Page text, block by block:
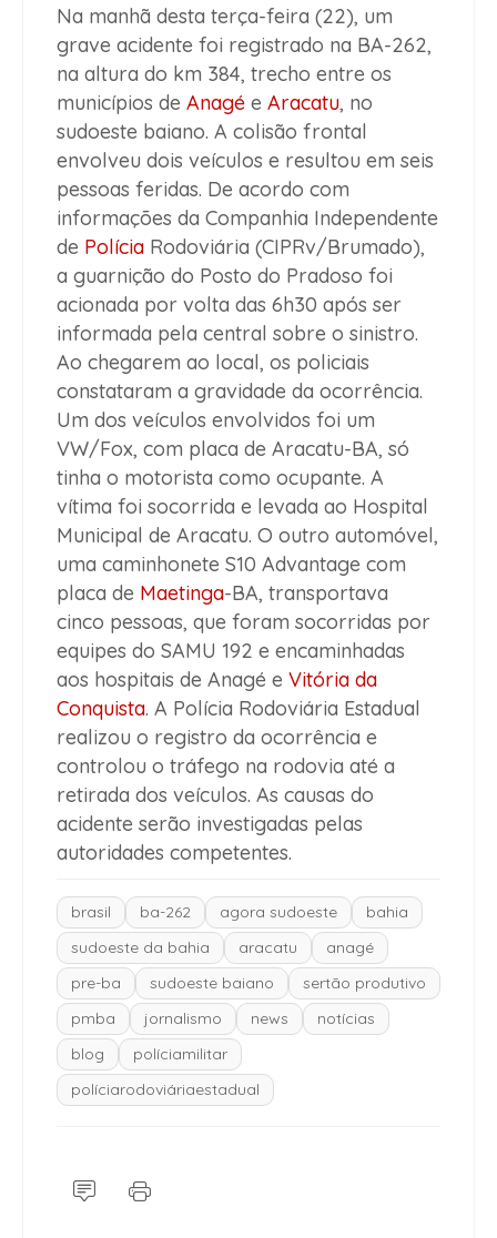
Na manhã desta terça-feira (22), um
grave acidente foi registrado na BA-262,
na altura do km 384, trecho entre os
municípios de Anagé e Aracatu, no
sudoeste baiano. A colisão frontal
envolveu dois veículos e resultou em seis
pessoas feridas. De acordo com
informações da Companhia Independente
de Polícia Rodoviária (CIPRv/Brumado),
a guarnição do Posto do Pradoso foi
acionada por volta das 6h30 após ser
informada pela central sobre o sinistro.
Ao chegarem ao local, os policiais
constataram a gravidade da ocorrência.
Um dos veículos envolvidos foi um
VW/Fox, com placa de Aracatu-BA, só
tinha o motorista como ocupante. A
vítima foi socorrida e levada ao Hospital
Municipal de Aracatu. O outro automóvel,
uma caminhonete S10 Advantage com
placa de Maetinga-BA, transportava
cinco pessoas, que foram socorridas por
equipes do SAMU 192 e encaminhadas
aos hospitais de Anagé e Vitória da
Conquista. A Polícia Rodoviária Estadual
realizou o registro da ocorrência e
controlou o tráfego na rodovia até a
retirada dos veículos. As causas do
acidente serão investigadas pelas
autoridades competentes.
brasil ba-262 agora sudoeste
bahia
sudoeste da bahia
aracatu
anagé
pre-ba
sudoeste baiano
sertão produtivo
pmba
jornalismo news
notícias
blog
políciamilitar
políciarodoviáriaestadual